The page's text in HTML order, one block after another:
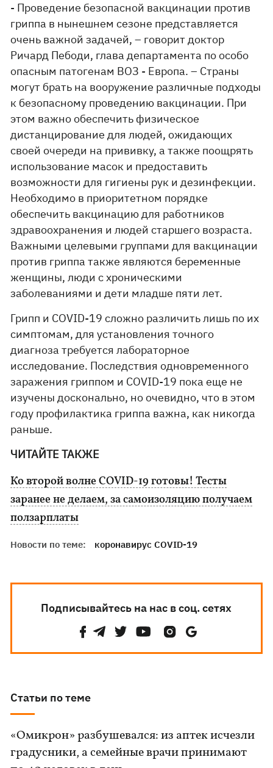
- Проведение безопасной вакцинации против
гриппа в нынешнем сезоне представляется
очень важной задачей, – говорит доктор
Ричард Пебоди, глава департамента по особо
опасным патогенам ВОЗ - Европа. – Страны
могут брать на вооружение различные подходы
к безопасному проведению вакцинации. При
этом важно обеспечить физическое
дистанцирование для людей, ожидающих
своей очереди на прививку, а также поощрять
использование масок и предоставить
возможности для гигиены рук и дезинфекции.
Необходимо в приоритетном порядке
обеспечить вакцинацию для работников
здравоохранения и людей старшего возраста.
Важными целевыми группами для вакцинации
против гриппа также являются беременные
женщины, люди с хроническими
заболеваниями и дети младше пяти лет.
Грипп и COVID-19 сложно различить лишь по их
симптомам, для установления точного
диагноза требуется лабораторное
исследование. Последствия одновременного
заражения гриппом и COVID-19 пока еще не
изучены досконально, но очевидно, что в этом
году профилактика гриппа важна, как никогда
раньше.
ЧИТАЙТЕ ТАКЖЕ
Ко второй волне COVID-19 готовы! Тесты
заранее не делаем, за самоизоляцию получаем
ползарплаты
Новости по теме: коронавирус COVID-19
Подписывайтесь на нас в соц. сетях
Статьи по теме
«Омикрон» разбушевался: из аптек исчезли
градусники, а семейные врачи принимают